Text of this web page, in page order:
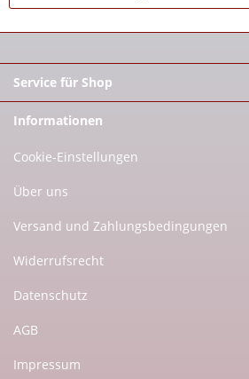
Service für Shop
Informationen
Cookie-Einstellungen
Über uns
Versand und Zahlungsbedingungen
Widerrufsrecht
Datenschutz
AGB
Impressum